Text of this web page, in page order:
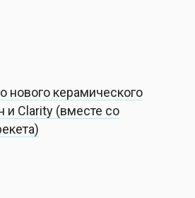
нового керамического
и Сlarity (вместе со